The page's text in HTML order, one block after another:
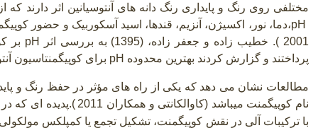
مختلفی روی رنگ و پایداری رنگ دانه های آنتوسیانین اثر دارند
pH
2001
.( خطیب زاده و جعفر زاده، )1395) به بررسی اثر pH بر
پرداختند و گزارش کردند بهترین محدوده pH برای کوپیگمنتاسیون
مطالعات نشان می دهد که یکی از راه های مؤثر در حفظ رنگ و
نام کوپیگمنت میباشد (کاوالکانتی و همکاران 2011
.(
با ترکیبات آلی در نقش کوپیگمنت، تشکیل تجمع یا کمپلکس